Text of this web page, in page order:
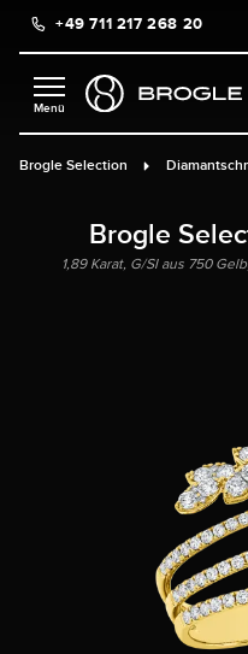
springen
+49 711 217 268 20
Brogle Selection
Brogle
1,89 Karat, G/SI aus 750